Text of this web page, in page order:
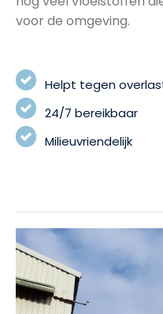
voor de omgeving.
Helpt tegen
24/7 bereikbaar
Milieuvriendelijk